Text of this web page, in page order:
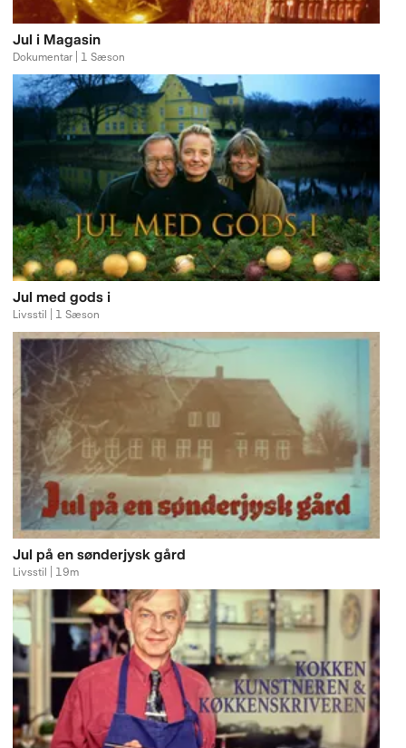
Jul i Magasin
Dokumentar | 1 Sæson
Jul med gods i
Livsstil | 1 Sæson
Jul på en sønderjysk gård
Livsstil | 19m